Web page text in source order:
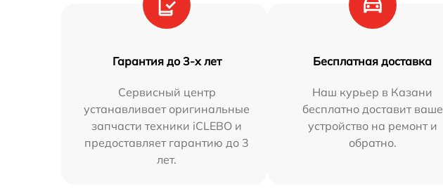
Гарантия до 3-х лет
Сервисный центр
устанавливает оригинальные
запчасти техники iCLEBO и
предоставляет гарантию до 3
лет.
Бесплатная доставка
Наш курьер в Казани
бесплатно доставит ваше
устройство на ремонт и
обратно.